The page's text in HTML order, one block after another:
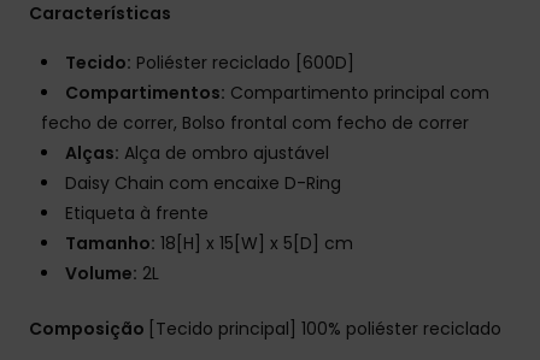
Características
Tecido: Poliéster reciclado [600D]
Compartimentos: Compartimento principal com
fecho de correr, Bolso frontal com fecho de correr
Alças: Alça de ombro ajustável
Daisy Chain com encaixe D-Ring
Etiqueta à frente
Tamanho: 18[H] x 15[W] x 5[D] cm
Volume: 2L
Composição [Tecido principal] 100% poliéster reciclado